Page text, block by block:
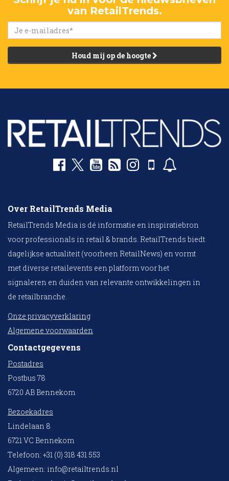
van RetailTrends.
Houd mij op de hoogte
Over RetailTrends Media
RetailTrends Media is dé informatie en inspiratiebron
voor professionals in retail & brands. RetailTrends biedt
dagelijkse actualiteit (voorheen RetailNews) en vormt
met diverse retailevents een platform voor het
signaleren en duiden van relevante ontwikkelingen in
de retailbranche.
Onze privacyverklaring
Algemene voorwaarden
Contactgegevens
Postadres
Postbus 78
6720 AB Bennekom
Bezoekadres
Lindelaan 8
6721 VC Bennekom
Telefoon: +31 (0) 318 431 553
Algemeen: info@retailtrends.nl